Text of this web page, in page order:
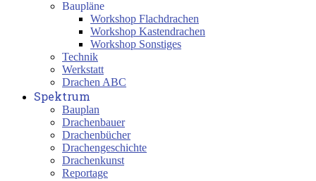
Baupläne
Workshop Flachdrachen
Workshop Kastendrachen
Workshop Sonstiges
Technik
Werkstatt
Drachen ABC
Spektrum
Bauplan
Drachenbauer
Drachenbücher
Drachengeschichte
Drachenkunst
Reportage